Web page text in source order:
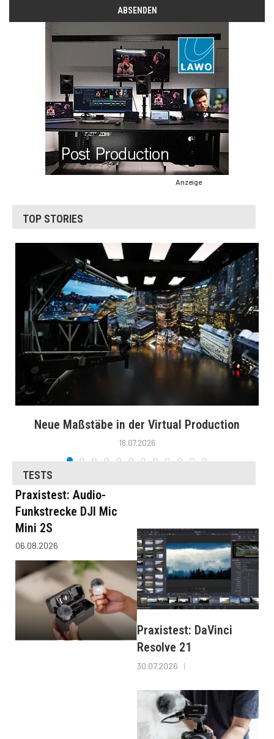
Anzeige
TOP STORIES
Neue Maßstäbe in der Virtual Production
16.07.2026
TESTS
Praxistest: Audio-
Funkstrecke DJI Mic
Mini 2S
06.08.2026
Praxistest: DaVinci
Resolve 21
30.07.2026